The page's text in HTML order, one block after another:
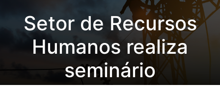
Setor de Recursos
Humanos realiza
seminário